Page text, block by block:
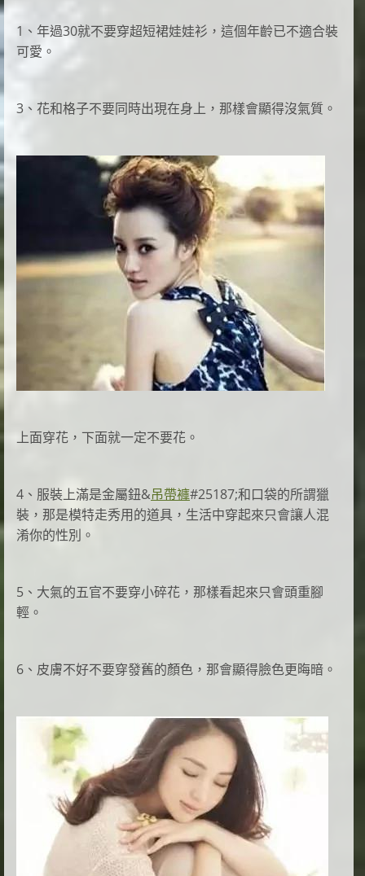
1、年過30就不要穿超短裙娃娃衫，這個年齡已不適合裝
可愛。
3、花和格子不要同時出現在身上，那樣會顯得沒氣質。
上面穿花，下面就一定不要花。
4、服裝上滿是金屬鈕&吊帶褲#25187;和口袋的所謂獵
裝，那是模特走秀用的道具，生活中穿起來只會讓人混
淆你的性別。
5、大氣的五官不要穿小碎花，那樣看起來只會頭重腳
輕。
6、皮膚不好不要穿發舊的顏色，那會顯得臉色更晦暗。